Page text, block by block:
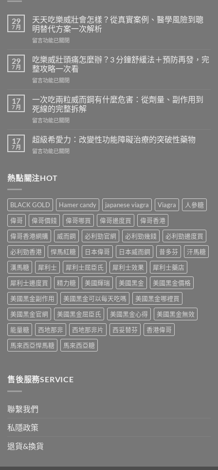
29
7 月
天天吃樂威壯會怎樣？從真實案例、醫學風險到聰
明替代方案一次解析
在
天
吃
樂
威
會
怎
樣？
從
實
案
例、
學
風
到
聰
明
替
代
方
案
一
次
解
析〉
中
留言功能已關閉
29
7 月
吃樂威壯頭痛怎麼辦？3 分鐘舒緩法＋預防再發，完
整攻略一次看
在
威
壯
頭
怎
辦？
鐘
法
＋
預
防
再
發，
完
整
略
一
次
看〉
中
留言功能已關閉
17
7 月
一次吃兩粒威而鋼有什麼危害：從劑量、副作用到
死線的完整拆解
在
次
吃
兩
而
什
麼
危
害：
從
劑
量、
副
用
到
死
線
的
完
拆
解〉
中
留言功能已關閉
17
7 月
超級希愛力：改變性功能障礙治療的突破性藥物
在
希
愛
改
變
性
功
能
障
礙
治
的
突
破
性
藥
物〉
中
留言功能已關閉
熱點關注HOT
BLACK GOLD Hamer candy japanese viagra Viagra
人參糖
偉哥
偉哥價錢 偉哥哪買 偉哥邊度買
偉哥香港
偉哥香港網購
威而鋼 必利勁官網 必利勁幾錢
必利勁邊度買
必利勁香港
悍馬紅糖 日本偉哥 日本威而鋼 昔多芬
汗馬糖
漢馬糖
犀利士 犀利士屈臣氏 犀利士效果
犀利士藥店
犀利士邊度買
精力糖 美國輝瑞 美國黑金
美國黑金價格
美國黑金副作用
美國黑金可以每天吃嗎
美國黑金哪裡買
美國黑金官網
美國黑金屈臣氏 美國黑金心得
美國黑金無效
能量糖
西地那非 西地那非片 西妥替芬
香港偉哥
馬來西亞悍馬糖
馬來西亞糖
售後服務SERVICE
聯繫我們
私隱政策
退貨&換貨